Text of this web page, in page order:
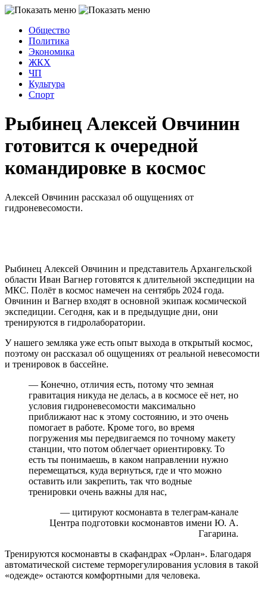
Общество
Политика
Экономика
ЖКХ
ЧП
Культура
Спорт
Рыбинец Алексей Овчинин
готовится к очередной
командировке в космос
Алексей Овчинин рассказал об ощущениях от
гидроневесомости.
Рыбинец Алексей Овчинин и представитель Архангельской
области Иван Вагнер готовятся к длительной экспедиции на
МКС. Полёт в космос намечен на сентябрь 2024 года.
Овчинин и Вагнер входят в основной экипаж космической
экспедиции. Сегодня, как и в предыдущие дни, они
тренируются в гидролаборатории.
У нашего земляка уже есть опыт выхода в открытый космос,
поэтому он рассказал об ощущениях от реальной невесомости
и тренировок в бассейне.
— Конечно, отличия есть, потому что земная
гравитация никуда не делась, а в космосе её нет, но
условия гидроневесомости максимально
приближают нас к этому состоянию, и это очень
помогает в работе. Кроме того, во время
погружения мы передвигаемся по точному макету
станции, что потом облегчает ориентировку. То
есть ты понимаешь, в каком направлении нужно
перемещаться, куда вернуться, где и что можно
оставить или закрепить, так что водные
тренировки очень важны для нас,
— цитируют космонавта в телеграм-канале
Центра подготовки космонавтов имени Ю. А.
Гагарина.
Тренируются космонавты в скафандрах «Орлан». Благодаря
автоматической системе терморегулирования условия в такой
«одежде» остаются комфортными для человека.